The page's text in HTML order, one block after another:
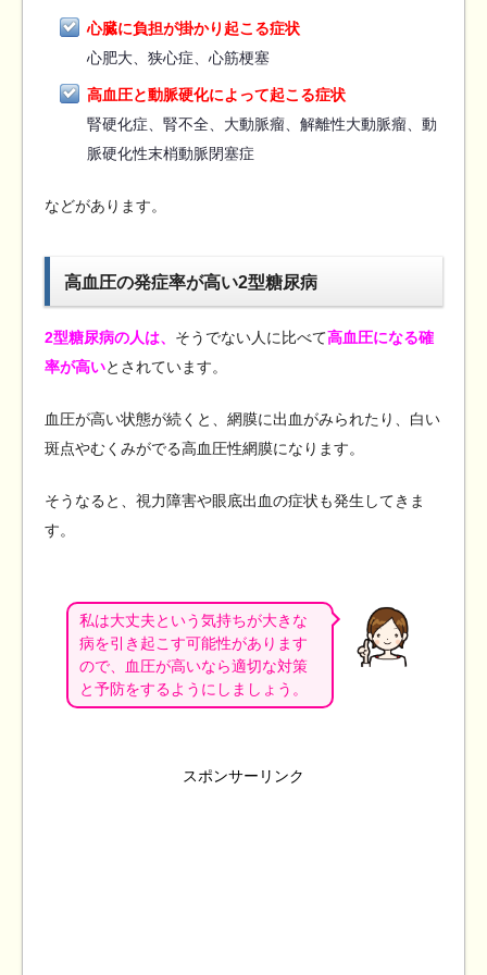
心臓に負担が掛かり起こる症状
心肥大、狭心症、心筋梗塞
高血圧と動脈硬化によって起こる症状
腎硬化症、腎不全、大動脈瘤、解離性大動脈瘤、動
脈硬化性末梢動脈閉塞症
などがあります。
高血圧の発症率が高い2型糖尿病
2型糖尿病の人は、 そうでない人に比べて高血圧になる確
率が高いとされています。
血圧が高い状態が続くと、網膜に出血がみられたり、白い
斑点やむくみがでる高血圧性網膜になります。
そうなると、視力障害や眼底出血の症状も発生してきま
す。
私は大丈夫という気持ちが大きな
病を引き起こす可能性があります
ので、血圧が高いなら適切な対策
と予防をするようにしましょう。
スポンサーリンク